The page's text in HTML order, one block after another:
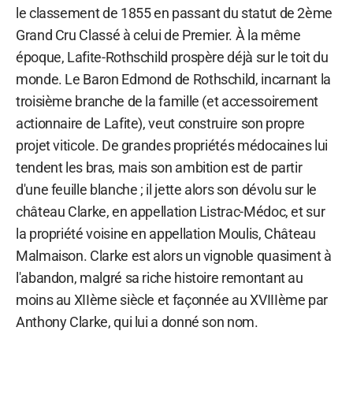
le classement de 1855 en passant du statut de 2ème
Grand Cru Classé à celui de Premier. À la même
époque, Lafite-Rothschild prospère déjà sur le toit du
monde. Le Baron Edmond de Rothschild, incarnant la
troisième branche de la famille (et accessoirement
actionnaire de Lafite), veut construire son propre
projet viticole. De grandes propriétés médocaines lui
tendent les bras, mais son ambition est de partir
d'une feuille blanche ; il jette alors son dévolu sur le
château Clarke, en appellation Listrac-Médoc, et sur
la propriété voisine en appellation Moulis, Château
Malmaison. Clarke est alors un vignoble quasiment à
l'abandon, malgré sa riche histoire remontant au
moins au XIIème siècle et façonnée au XVIIIème par
Anthony Clarke, qui lui a donné son nom.